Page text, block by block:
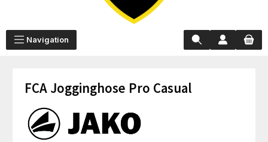
Navigation
FCA Jogginghose Pro Casual